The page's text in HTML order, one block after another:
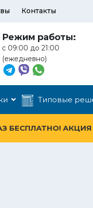
Контакты
Режим работы:
с 09:00 до 21:00
(ежедневно)
Типовые
БЕСПЛАТНО!